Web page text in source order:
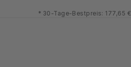
* 30-Tage-Bestpreis: 177,65 €